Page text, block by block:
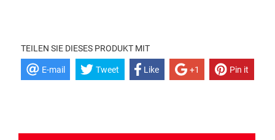
TEILEN SIE DIESES PRODUKT MIT
E-mail Tweet Like +1 Pin it